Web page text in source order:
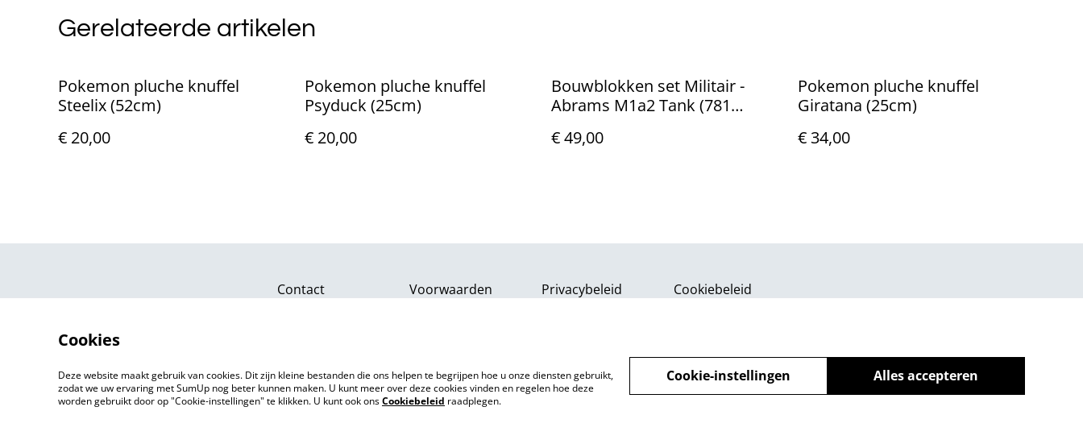
Gerelateerde artikelen
Pokemon pluche knuffel
Steelix (52cm)
€ 20,00
Pokemon pluche knuffel
Psyduck (25cm)
€ 20,00
Bouwblokken set Militair -
Abrams M1a2 Tank (781
€ 49,00
Pokemon pluche knuffel
Giratana (25cm)
€ 34,00
Contact Voorwaarden Privacybeleid Cookiebeleid
©2026Markthuis Friesland
Cookies
Deze website maakt gebruik van cookies. Dit zijn kleine bestanden die ons helpen te begrijpen hoe u onze diensten gebruikt,
zodat we uw ervaring met SumUp nog beter kunnen maken. U kunt meer over deze cookies vinden en regelen hoe deze
worden gebruikt door op "Cookie-instellingen" te klikken. U kunt ook onsCookiebeleid raadplegen.
Alles accepteren
Cookie-instellingen